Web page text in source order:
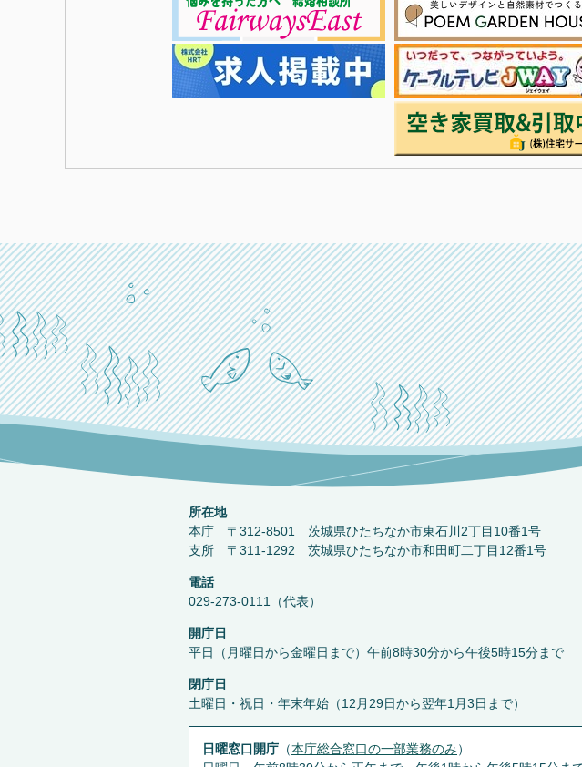
所在地
本庁 〒312-8501 茨城県ひたちなか市東石川2丁目10番1号
支所 〒311-1292 茨城県ひたちなか市和田町二丁目12番1号
電話
029-273-0111（代表）
開庁日
平日（月曜日から金曜日まで）午前8時30分から午後5時15分まで
閉庁日
土曜日・祝日・年末年始（12月29日から翌年1月3日まで）
日曜窓口開庁 （本庁総合窓口の一部業務のみ）